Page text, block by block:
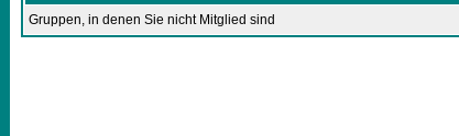
Gruppen, in denen Sie nicht Mitglied sind